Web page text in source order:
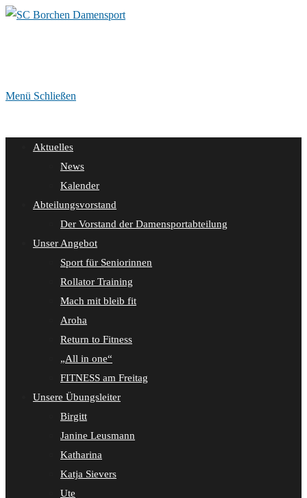
Zum
Menü Schließen
Aktuelles
News
Kalender
Abteilungsvorstand
Der Vorstand der Damensportabteilung
Unser Angebot
Sport für Seniorinnen
Rollator Training
Mach mit bleib fit
Aroha
Return to Fitness
„All in one“
FITNESS am Freitag
Unsere Übungsleiter
Birgitt
Janine Leusmann
Katharina
Katja Sievers
Ute